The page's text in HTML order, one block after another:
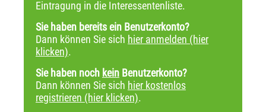
Eintragung in die Interessentenliste.
Sie haben bereits ein Benutzerkonto?
Dann können Sie sich hier anmelden (hier
klicken).
Sie haben noch kein Benutzerkonto?
Dann können Sie sich hier kostenlos
registrieren (hier klicken).